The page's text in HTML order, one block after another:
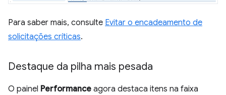
Para saber mais, consulte Evitar o encadeamento de
solicitações críticas.
Destaque da pilha mais pesada
O painel Performance agora destaca itens na faixa